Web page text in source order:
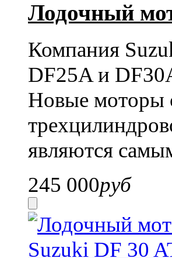
Лодочный
Компания
DF25A и
Новые моторы
являются
245 000руб